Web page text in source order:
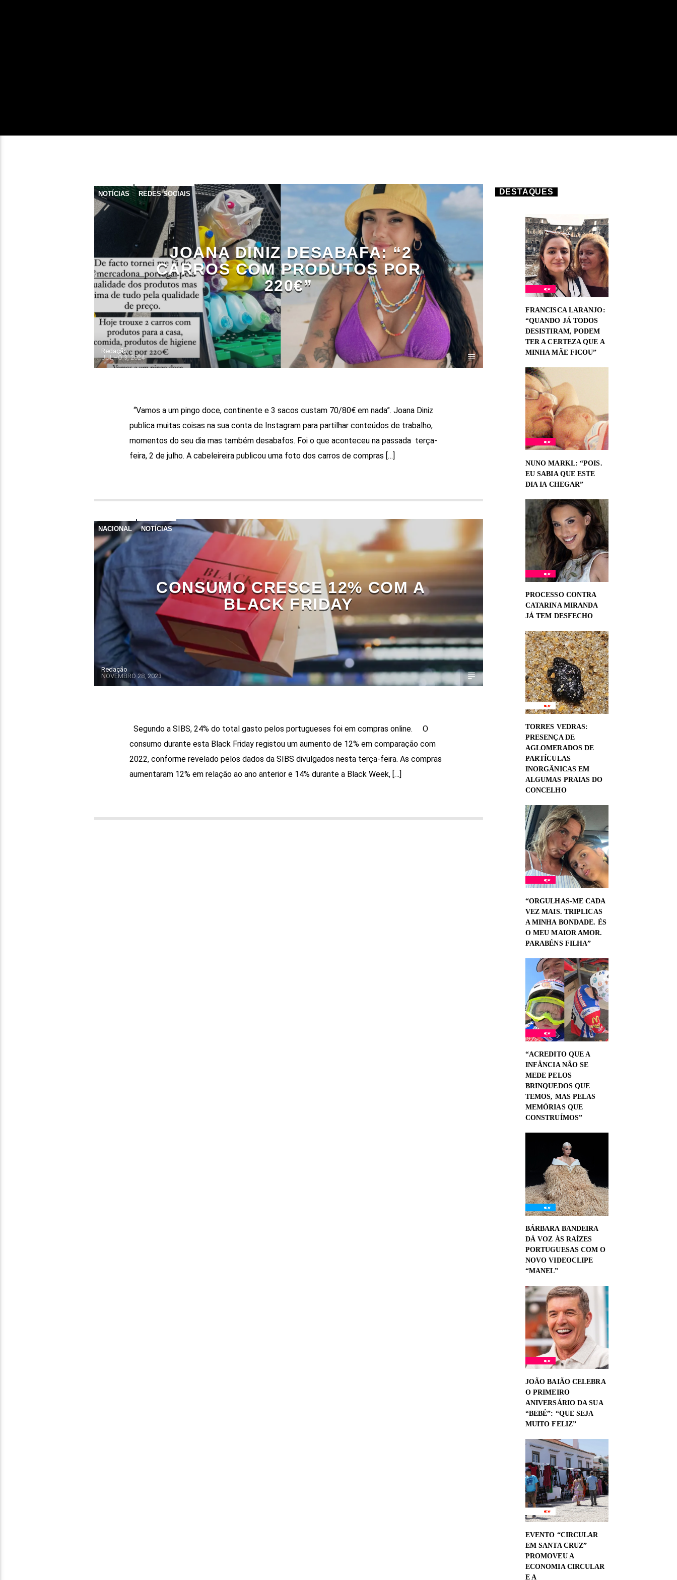
NOTÍCIAS REDES SOCIAIS
JOANA DINIZ DESABAFA: “2
CARROS COM PRODUTOS POR
220€”
Redação
JULHO 3, 2024
“Vamos a um pingo doce, continente e 3 sacos custam 70/80€ em nada”. Joana Diniz
publica muitas coisas na sua conta de Instagram para partilhar conteúdos de trabalho,
momentos do seu dia mas também desabafos. Foi o que aconteceu na passada terça-
feira, 2 de julho. A cabeleireira publicou uma foto dos carros de compras […]
NACIONAL NOTÍCIAS
CONSUMO CRESCE 12% COM A
BLACK FRIDAY
Redação
NOVEMBRO 28, 2023
Segundo a SIBS, 24% do total gasto pelos portugueses foi em compras online. O
consumo durante esta Black Friday registou um aumento de 12% em comparação com
2022, conforme revelado pelos dados da SIBS divulgados nesta terça-feira. As compras
aumentaram 12% em relação ao ano anterior e 14% durante a Black Week, […]
DESTAQUES
FRANCISCA LARANJO:
“QUANDO JÁ TODOS
DESISTIRAM, PODEM
TER A CERTEZA QUE A
MINHA MÃE FICOU”
NUNO MARKL: “POIS.
EU SABIA QUE ESTE
DIA IA CHEGAR”
PROCESSO CONTRA
CATARINA MIRANDA
JÁ TEM DESFECHO
TORRES VEDRAS:
PRESENÇA DE
AGLOMERADOS DE
PARTÍCULAS
INORGÂNICAS EM
ALGUMAS PRAIAS DO
CONCELHO
“ORGULHAS-ME CADA
VEZ MAIS. TRIPLICAS
A MINHA BONDADE. ÉS
O MEU MAIOR AMOR.
PARABÉNS FILHA”
“ACREDITO QUE A
INFÂNCIA NÃO SE
MEDE PELOS
BRINQUEDOS QUE
TEMOS, MAS PELAS
MEMÓRIAS QUE
CONSTRUÍMOS”
BÁRBARA BANDEIRA
DÁ VOZ ÀS RAÍZES
PORTUGUESAS COM O
NOVO VIDEOCLIPE
“MANEL”
JOÃO BAIÃO CELEBRA
O PRIMEIRO
ANIVERSÁRIO DA SUA
“BEBÉ”: “QUE SEJA
MUITO FELIZ”
EVENTO “CIRCULAR
EM SANTA CRUZ”
PROMOVEU A
ECONOMIA CIRCULAR
E A